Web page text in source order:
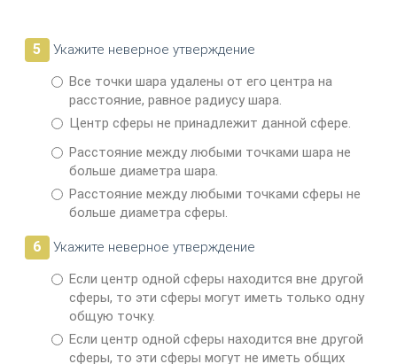
5
Укажите неверное утверждение
Все точки шара удалены от его центра на
расстояние, равное радиусу шара.
Центр сферы не принадлежит данной сфере.
Расстояние между любыми точками шара не
больше диаметра шара.
Расстояние между любыми точками сферы не
больше диамет­ра сферы.
6
Укажите неверное утверждение
Если центр одной сферы находится вне другой
сферы, то эти сферы могут иметь только одну
общую точку.
Если центр одной сферы находится вне другой
сферы, то эти сферы могут не иметь общих